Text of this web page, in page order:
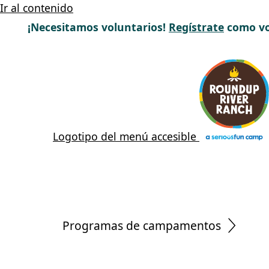
Ir al contenido
¡Necesitamos voluntarios! Regístrate como
Logotipo del menú accesible
Programas de campamentos